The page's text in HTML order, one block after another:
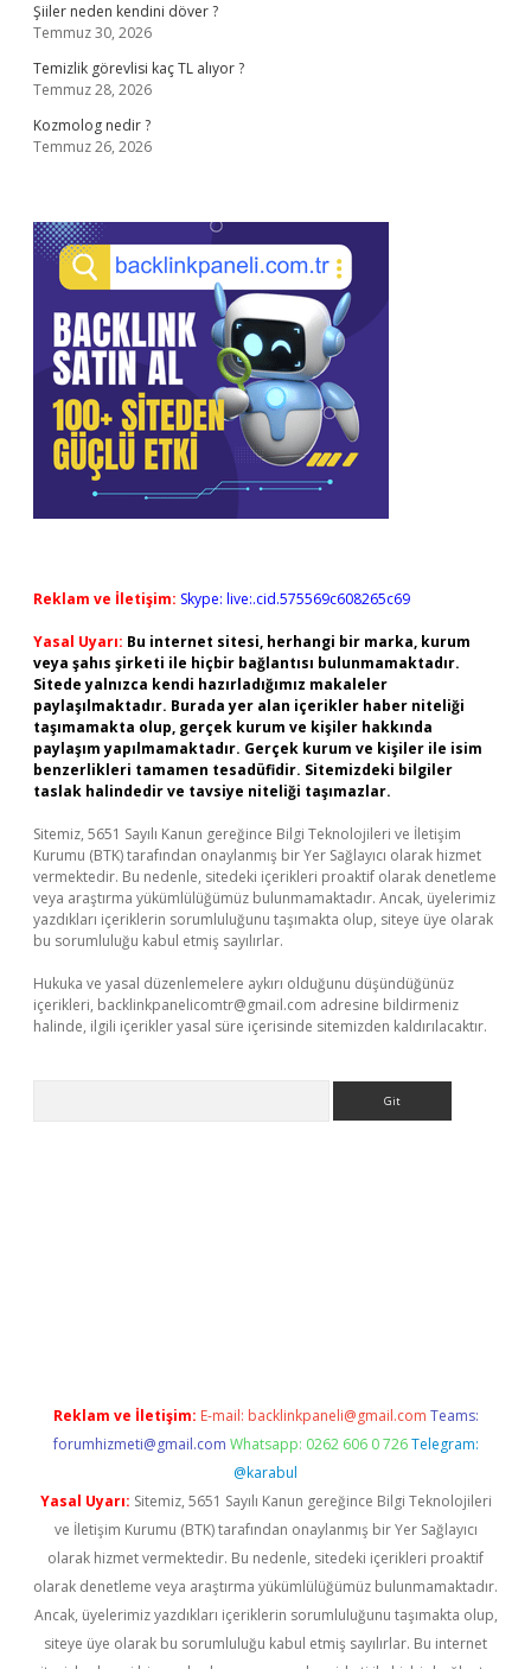
Şiiler neden kendini döver ?
Temmuz 30, 2026
Temizlik görevlisi kaç TL alıyor ?
Temmuz 28, 2026
Kozmolog nedir ?
Temmuz 26, 2026
Reklam ve İletişim: Skype: live:.cid.575569c608265c69
Yasal Uyarı: Bu internet sitesi, herhangi bir marka, kurum
veya şahıs şirketi ile hiçbir bağlantısı bulunmamaktadır.
Sitede yalnızca kendi hazırladığımız makaleler
paylaşılmaktadır. Burada yer alan içerikler haber niteliği
taşımamakta olup, gerçek kurum ve kişiler hakkında
paylaşım yapılmamaktadır. Gerçek kurum ve kişiler ile isim
benzerlikleri tamamen tesadüfidir. Sitemizdeki bilgiler
taslak halindedir ve tavsiye niteliği taşımazlar.
Sitemiz, 5651 Sayılı Kanun gereğince Bilgi Teknolojileri ve İletişim
Kurumu (BTK) tarafından onaylanmış bir Yer Sağlayıcı olarak hizmet
vermektedir. Bu nedenle, sitedeki içerikleri proaktif olarak denetleme
veya araştırma yükümlülüğümüz bulunmamaktadır. Ancak, üyelerimiz
yazdıkları içeriklerin sorumluluğunu taşımakta olup, siteye üye olarak
bu sorumluluğu kabul etmiş sayılırlar.
Hukuka ve yasal düzenlemelere aykırı olduğunu düşündüğünüz
içerikleri, backlinkpanelicomtr@gmail.com adresine bildirmeniz
halinde, ilgili içerikler yasal süre içerisinde sitemizden kaldırılacaktır.
Reklam ve İletişim: E-mail: backlinkpaneli@gmail.com Teams:
forumhizmeti@gmail.com Whatsapp: 0262 606 0 726 Telegram:
@karabul
Yasal Uyarı: Sitemiz, 5651 Sayılı Kanun gereğince Bilgi Teknolojileri
ve İletişim Kurumu (BTK) tarafından onaylanmış bir Yer Sağlayıcı
olarak hizmet vermektedir. Bu nedenle, sitedeki içerikleri proaktif
olarak denetleme veya araştırma yükümlülüğümüz bulunmamaktadır.
Ancak, üyelerimiz yazdıkları içeriklerin sorumluluğunu taşımakta olup,
siteye üye olarak bu sorumluluğu kabul etmiş sayılırlar. Bu internet